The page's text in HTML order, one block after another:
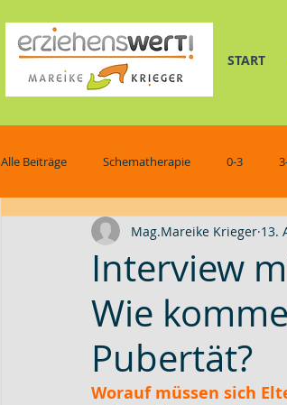
START
Alle Beiträge Schematherapie 0-3
pferdegestützte Schematherapie
Wissenswertes
Interview
Wie
Pubertät?
Mag.Mareike Krieger 13.
Worauf müssen sich